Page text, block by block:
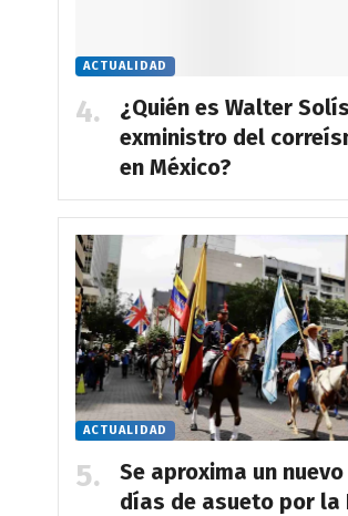
ACTUALIDAD
¿Quién es Walter
exministro del
en México?
ACTUALIDAD
Se aproxima un
días de asueto por la